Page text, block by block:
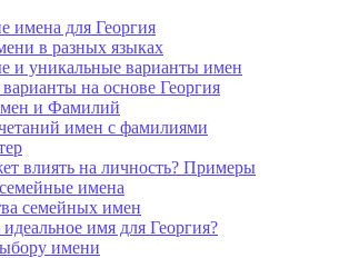
имена для Георгия
в разных языках
и уникальные варианты имен
на основе Георгия
и Фамилий
имен с фамилиями
влиять на личность? Примеры
имена
семейных имен
имя для Георгия?
имени